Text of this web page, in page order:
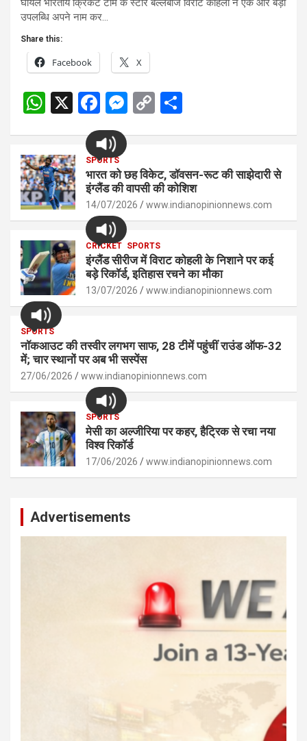
घायल भारतीय क्रिकेट टीम के स्टार बल्लेबाज विराट कोहली ने एक और बड़ी
उपलब्धि अपने नाम कर…
Share this:
Facebook X
W
s
A
p
p
X
F
a
ce
b
o
o
k
M
n
g
er
C
Li
n
k
e
SPORTS
भारत को छह विकेट, डॉवसन-रूट की साझेदारी से
इंग्लैंड की वापसी की कोशिश
14/07/2026 www.indianopinionnews.com
CRICKET SPORTS
इंग्लैंड सीरीज में विराट कोहली के निशाने पर कई
बड़े रिकॉर्ड, इतिहास रचने का मौका
13/07/2026 www.indianopinionnews.com
SPORTS
नॉकआउट की तस्वीर लगभग साफ, 28 टीमें पहुंचीं राउंड ऑफ-32
में; चार स्थानों पर अब भी सस्पेंस
27/06/2026 www.indianopinionnews.com
SPORTS
मेसी का अल्जीरिया पर कहर, हैट्रिक से रचा नया
विश्व रिकॉर्ड
17/06/2026 www.indianopinionnews.com
Advertisements